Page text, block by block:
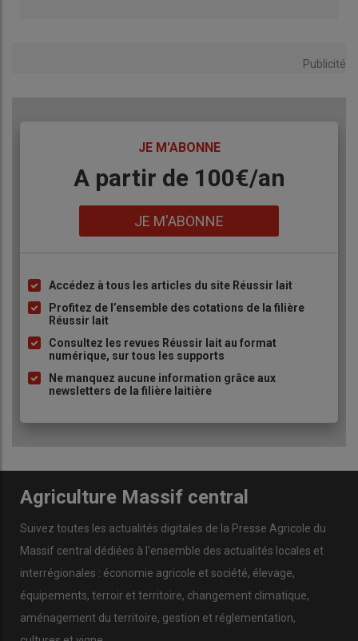
Lire aussi : Foire ovine de Molles : une tradition bien
ancrée dans la Montagne bourbonnaise
Publicité
JE M'ABONNE
BodyA partir de 100€/an
JE M'ABONNE
Liste
à
puce
Accédez à tous les articles du site Réussir lait
Profitez de l’ensemble des cotations de la filière
Réussir lait
Consultez les revues Réussir lait au format
numérique, sur tous les supports
Ne manquez aucune information grâce aux
newsletters de la filière laitière
Agriculture Massif central
Suivez toutes les actualités digitales de la Presse Agricole du
Massif central dédiées à l'ensemble des actualités locales et
interrégionales : économie agricole et société, élevage,
équipements, terroir et territoire, changement climatique,
aménagement du territoire, gestion et réglementation,